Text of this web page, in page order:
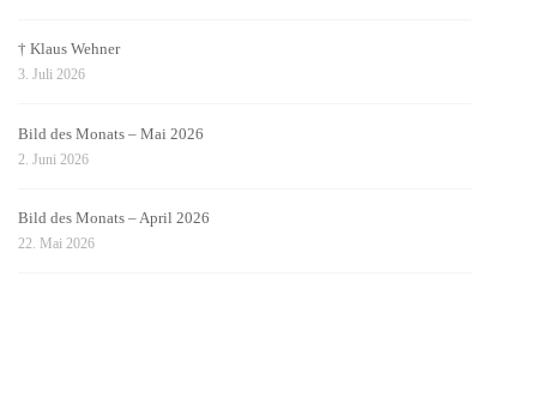
† Klaus Wehner
3. Juli 2026
Bild des Monats – Mai 2026
2. Juni 2026
Bild des Monats – April 2026
22. Mai 2026